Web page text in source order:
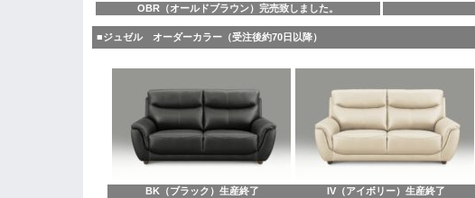
OBR（オールドブラウン）完売致しました。
■ジュゼル オーダーカラー（受注後約70日以降）
BK（ブラック）生産終了 IV（アイボリー）生産終了